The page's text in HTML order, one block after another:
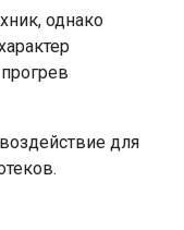
однако
для